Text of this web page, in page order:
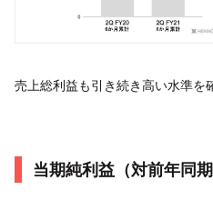
売上総利益も引き続き高い水準を
当期純利益（対前年同